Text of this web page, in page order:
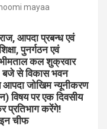
mayaa
आपदा प्रबन्ध एवं
पुनर्गठन एवं
कल शुक्रवार
से विकास भवन
आपदा जोखिम न्यूनीकरण
विषय पर एक दिवसीय
प्रतिभाग करेंगे!
चीफ